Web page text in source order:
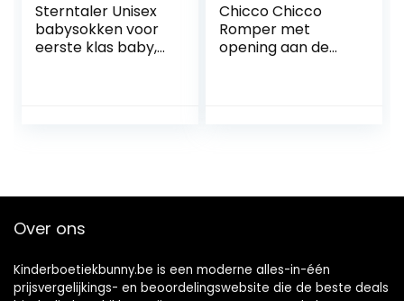
Sterntaler Unisex
babysokken voor
eerste klas baby,
Chicco Chicco
Romper met
opening aan de
Over ons
Kinderboetiekbunny.be is een moderne alles-in-één
prijsvergelijkings- en beoordelingswebsite die de beste deals